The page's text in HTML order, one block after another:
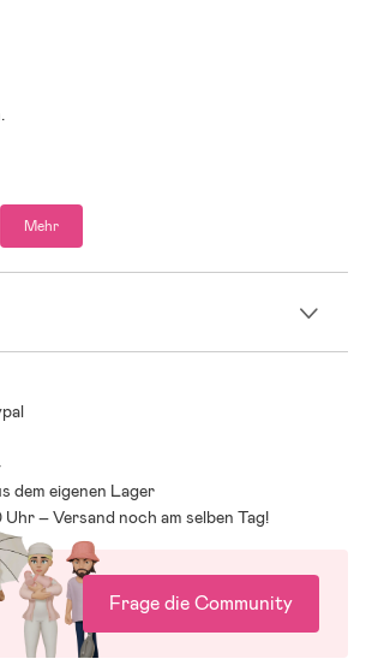
Mehr
dem eigenen Lager
– Versand noch am selben Tag!
Frage die Community